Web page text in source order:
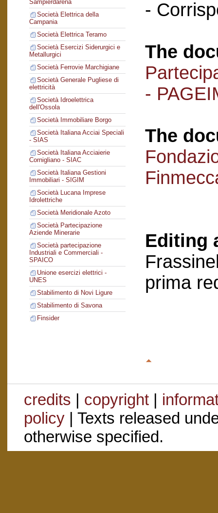
Sampierdarena
Società Elettrica della
Campania
Società Elettrica Teramo
Società Esercizi Siderurgici e
Metallurgici
Società Ferrovie Marchigiane
Società Generale Pugliese di
elettricità
Società Idroelettrica
dell'Ossola
Società Immobiliare Borgo
Società Italiana Acciai Speciali
- SIAS
Società Italiana Acciaierie
Cornigliano - SIAC
Società Italiana Gestioni
Immobiliari - SIGIM
Società Lucana Imprese
Idrolettriche
Società Meridionale Azoto
Società Partecipazione
Aziende Minerarie
Società partecipazione
Industriali e Commerciali -
SPAICO
Unione esercizi elettrici -
UNES
Stabilimento di Novi Ligure
Stabilimento di Savona
Finsider
-
The
-
The
Editing
prima
credits | copyright|
policy| Texts released
otherwise specified.